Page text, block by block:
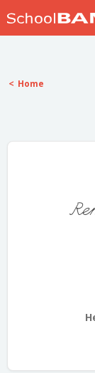
Home